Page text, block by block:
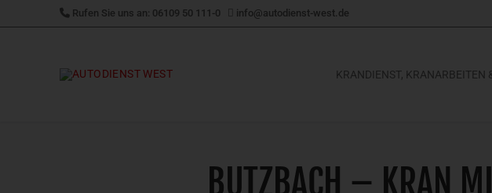
Inhalt
Rufen Sie uns an: 06109 50 111-0 info@autodienst-west.de
KRANDIENST, KRANARBEITEN
BUTZBACH – KRAN